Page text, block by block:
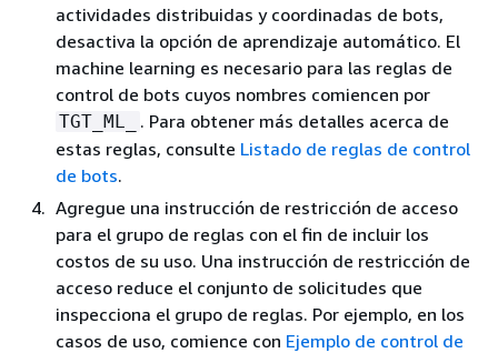
actividades distribuidas y coordinadas de bots,
desactiva la opción de aprendizaje automático. El
machine learning es necesario para las reglas de
control de bots cuyos nombres comiencen por
TGT_ML_
. Para obtener más detalles acerca de
estas reglas, consulte Listado de reglas de control
de bots.
Agregue una instrucción de restricción de acceso
para el grupo de reglas con el fin de incluir los
costos de su uso. Una instrucción de restricción de
acceso reduce el conjunto de solicitudes que
inspecciona el grupo de reglas. Por ejemplo, en los
casos de uso, comience con Ejemplo de control de